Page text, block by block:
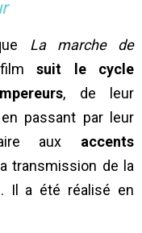
La marche de
filmsuit le cycle
, de leur
passant par leur
aux accents
transmission de la
Il a été réalisé en